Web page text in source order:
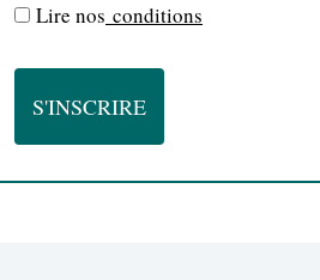
Lire nos conditions